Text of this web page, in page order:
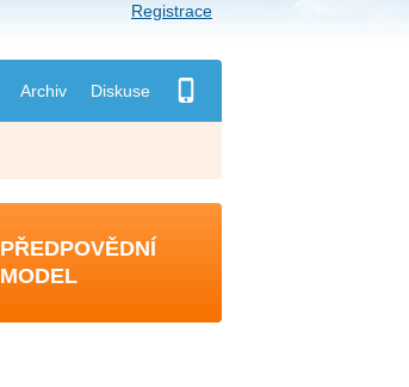
Archiv Diskuse
Registrace
PŘEDPOVĚDNÍ
MODEL